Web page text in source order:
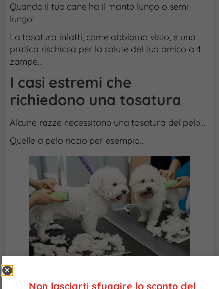
Quando il tuo cane ha il manto lungo o semi-
lungo!
La tosatura infatti, come abbiamo visto, è una
pratica rischiosa per la salute del tuo amico a 4
zampe…
I casi estremi che
richiedono una tosatura
Alcune razze necessitano una tosatura del pelo…
Quelle a pelo riccio per esempio…
Il loro pelo, infatti, è a crescita continua, senza
Non lasciarti sfuggire lo sconto del